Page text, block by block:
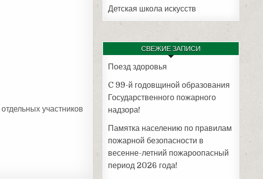
участников
Детская школа искусств
СВЕЖИЕ ЗАПИСИ
Поезд здоровья
C 99-й годовщиной образования
Государственного пожарного
надзора!
Памятка населению по правилам
пожарной безопасности в
весенне-летний пожароопасный
период 2026 года!